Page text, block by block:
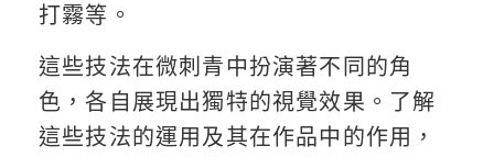
打霧等。
這些技法在微刺青中扮演著不同的角
色，各自展現出獨特的視覺效果。了解
這些技法的運用及其在作品中的作用，